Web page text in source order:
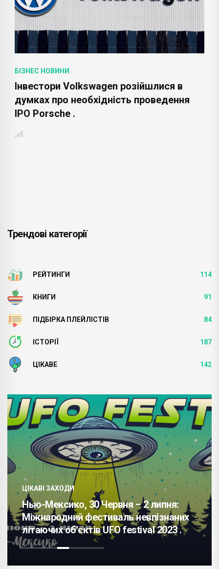
БІЗНЕС НОВИНИ
Інвестори Volkswagen розійшлися в
думках про необхідність проведення
IPO Porsche .
Трендові категорії
РЕЙТИНГИ 114
КНИГИ 91
ПІДБІРКА ПЛЕЙЛІСТІВ 84
ІСТОРІЇ 187
ЦІКАВЕ 142
ЦІКАВІ ЗАХОДИ
Нью-Мексико, 30 Червня – 2 липня:
Міжнародний фестиваль невпізнаних
літаючих об'єктів UFO festival 2023 .